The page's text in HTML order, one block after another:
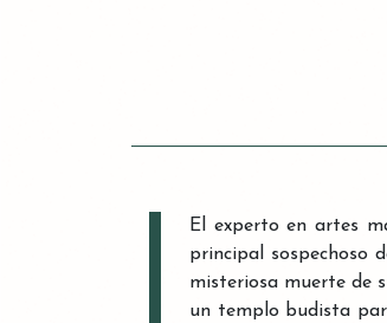
El experto en artes
principal sospechoso
misteriosa muerte de
un templo budista